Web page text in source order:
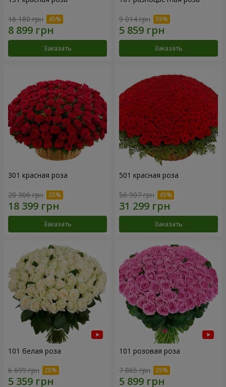
16 180 грн
Заказать
9 014 грн
Заказать
301 красная роза
28 306 грн
Заказать
501 красная роза
56 907 грн
Заказать
101 белая роза
6 699 грн
101 розовая роза
7 865 грн